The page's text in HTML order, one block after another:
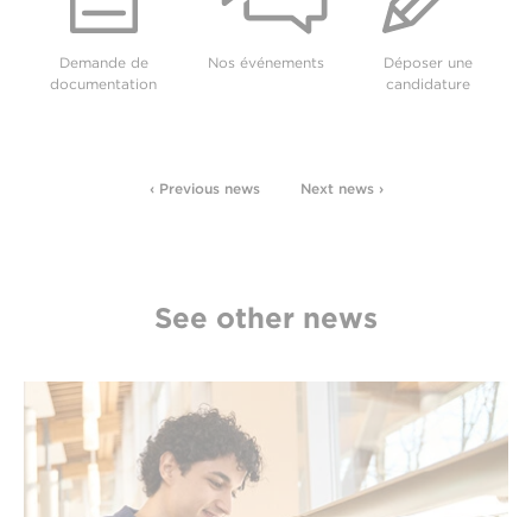
Demande de
documentation
Nos événements
Déposer une
candidature
‹ Previous news Next news ›
See other news